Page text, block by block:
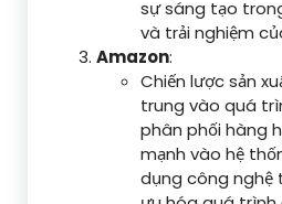
sự sáng tạo
và trải nghiệm
Amazon:
Chiến lược sản
trung vào quá
phân phối hàng
mạnh vào hệ
dụng công nghệ